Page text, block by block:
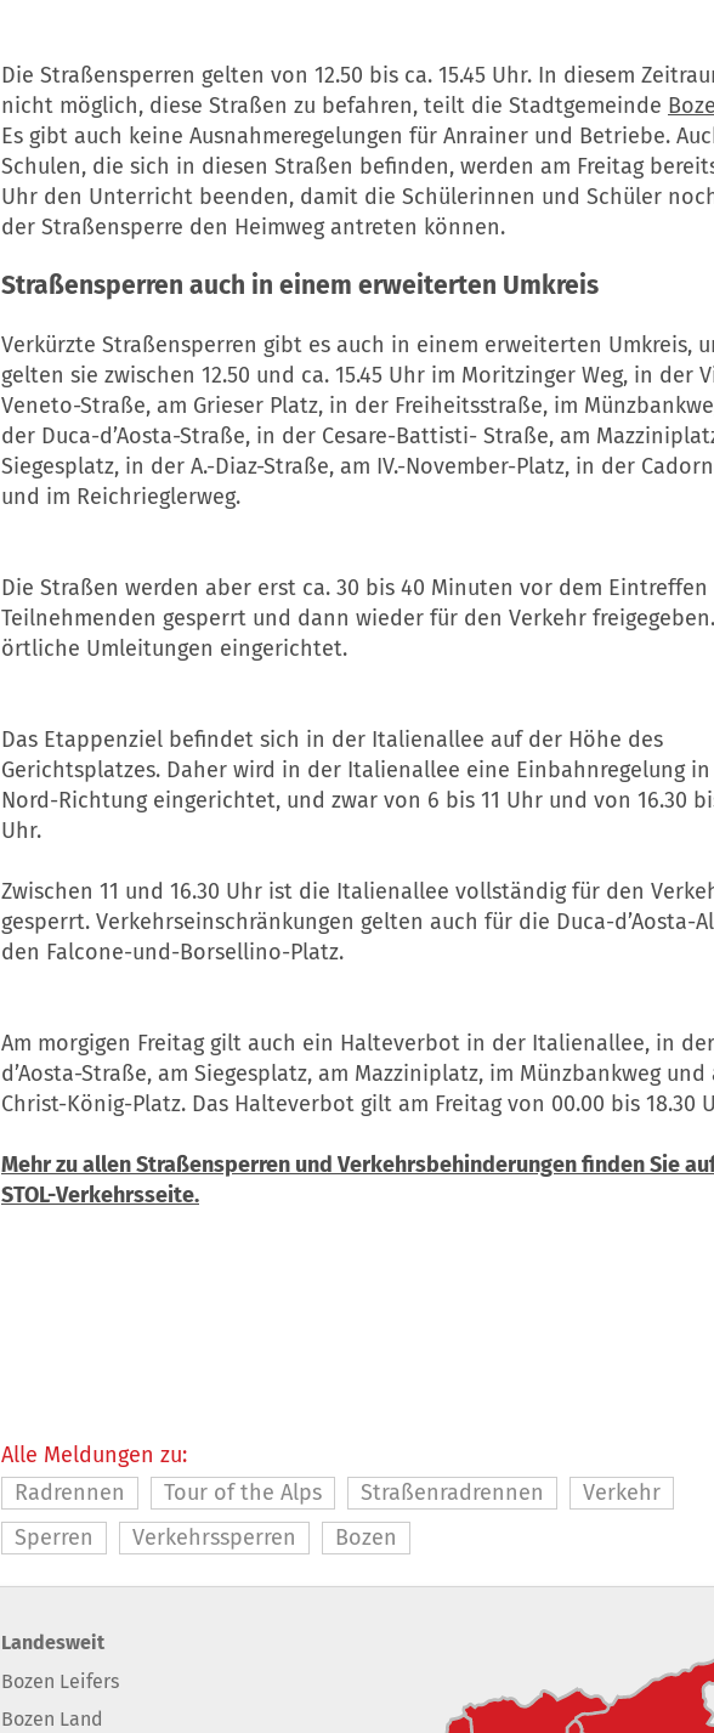
Die Straßensperren gelten von 12.50 bis ca. 15.45 Uhr. In diesem
nicht möglich, diese Straßen zu befahren, teilt die Stadtgemeinde
Es gibt auch keine Ausnahmeregelungen für Anrainer und Betriebe.
Schulen, die sich in diesen Straßen befinden, werden am Freitag
Uhr den Unterricht beenden, damit die Schülerinnen und Schüler
der Straßensperre den Heimweg antreten können.
Straßensperren auch in einem erweiterten Umkreis
Verkürzte Straßensperren gibt es auch in einem erweiterten Umkreis,
gelten sie zwischen 12.50 und ca. 15.45 Uhr im Moritzinger Weg, in der
Veneto-Straße, am Grieser Platz, in der Freiheitsstraße, im
der Duca-d’Aosta-Straße, in der Cesare-Battisti- Straße, am
Siegesplatz, in der A.-Diaz-Straße, am IV.-November-Platz, in der
und im Reichrieglerweg.
Die Straßen werden aber erst ca. 30 bis 40 Minuten vor dem
Teilnehmenden gesperrt und dann wieder für den Verkehr
örtliche Umleitungen eingerichtet.
Das Etappenziel befindet sich in der Italienallee auf der Höhe des
Gerichtsplatzes. Daher wird in der Italienallee eine Einbahnregelung in
Nord-Richtung eingerichtet, und zwar von 6 bis 11 Uhr und von 16.30
Uhr.
Zwischen 11 und 16.30 Uhr ist die Italienallee vollständig für den
gesperrt. Verkehrseinschränkungen gelten auch für die Duca-d’Aosta-
den Falcone-und-Borsellino-Platz.
Am morgigen Freitag gilt auch ein Halteverbot in der Italienallee, in
d’Aosta-Straße, am Siegesplatz, am Mazziniplatz, im Münzbankweg und
Christ-König-Platz. Das Halteverbot gilt am Freitag von 00.00 bis 18.30
Mehr zu allen Straßensperren und Verkehrsbehinderungen finden Sie
STOL-Verkehrsseite.
Alle Meldungen zu:
Radrennen
Tour of the Alps Straßenradrennen
Verkehr
Sperren
Verkehrssperren Bozen
Landesweit
Bozen Leifers
Bozen Land